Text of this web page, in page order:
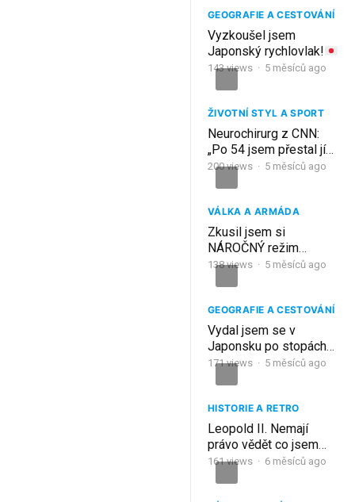
GEOGRAFIE A CESTOVÁNÍ
Vyzkoušel jsem
Japonský rychlovlak!
143views · 5 měsíců ago
ŽIVOTNÍ STYL A SPORT
Neurochirurg z CNN:
„Po 54 jsem přestal jíst
TOTO – můj mozek se
200views · 5 měsíců ago
VÁLKA A ARMÁDA
Zkusil jsem si
NÁROČNÝ režim
VOJENSKÉ ŠKOLY!
138views · 5 měsíců ago
GEOGRAFIE A CESTOVÁNÍ
Vydal jsem se v
Japonsku po stopách
Gejš
171views · 5 měsíců ago
HISTORIE A RETRO
Leopold II. Nemají
právo vědět co jsem
udělal.
161views · 6 měsíců ago